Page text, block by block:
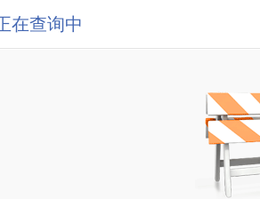
在查询中